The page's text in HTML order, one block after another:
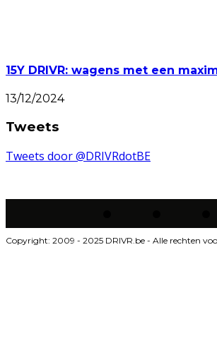
15Y DRIVR: wagens met een
13/12/2024
Tweets
Tweets door @DRIVRdotBE
Copyright: 2009 - 2025 DRIVR.be - Alle rechten